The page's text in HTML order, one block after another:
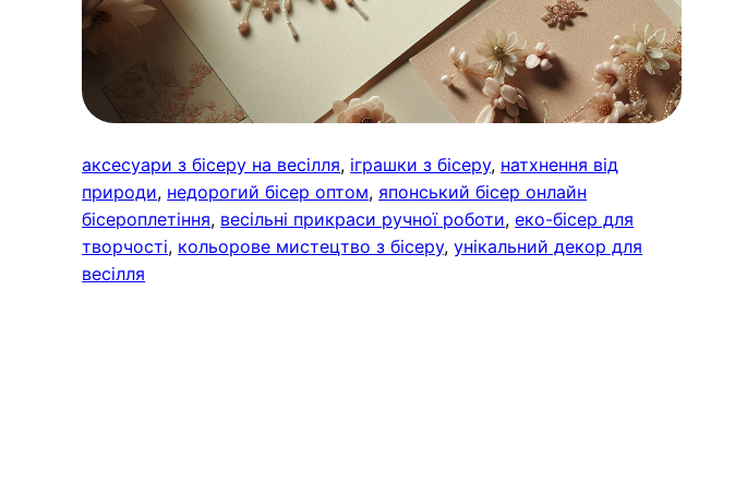
аксесуари з бісеру на весілля, іграшки з бісеру, натхнення від
природи, недорогий бісер оптом, японський бісер онлайн
бісероплетіння, весільні прикраси ручної роботи, еко-бісер для
творчості, кольорове мистецтво з бісеру, унікальний декор для
весілля